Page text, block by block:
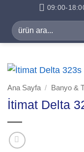
09:00-
Ara:
Ana Sayfa / Banyo &
İtimat Delta